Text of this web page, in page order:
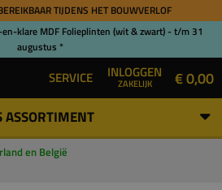
TIJDENS HET BOUWVERLOF
klare MDF Folieplinten (wit & zwart) - t/m 31
augustus *
SERVICE INLOGGEN
ZAKELIJK € 0,00
ASSORTIMENT
en België